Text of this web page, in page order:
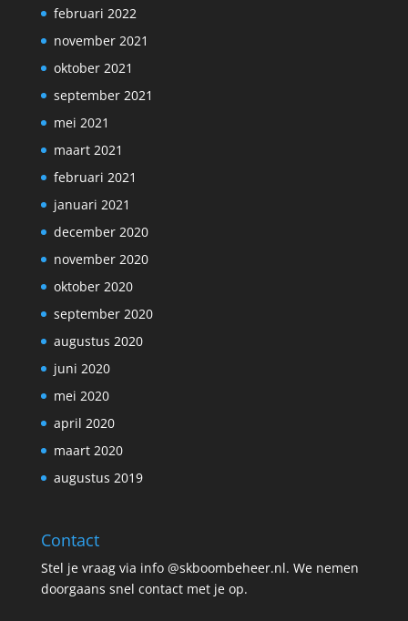
februari 2022
november 2021
oktober 2021
september 2021
mei 2021
maart 2021
februari 2021
januari 2021
december 2020
november 2020
oktober 2020
september 2020
augustus 2020
juni 2020
mei 2020
april 2020
maart 2020
augustus 2019
Contact
Stel je vraag via info @skboombeheer.nl. We nemen
doorgaans snel contact met je op.